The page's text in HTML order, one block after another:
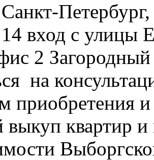
вход с улицы
2
на
приобретения
квартир и